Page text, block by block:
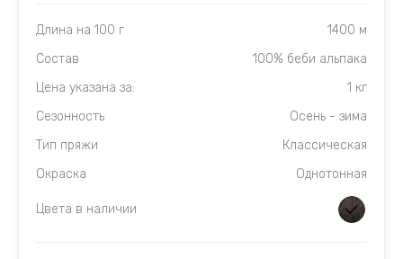
Длина на 100 г
1400 м
Состав
100% беби альпака
Цена указана за:
1 кг
Сезонность
Осень - зима
Тип пряжи
Классическая
Окраска
Однотонная
Цвета в наличии